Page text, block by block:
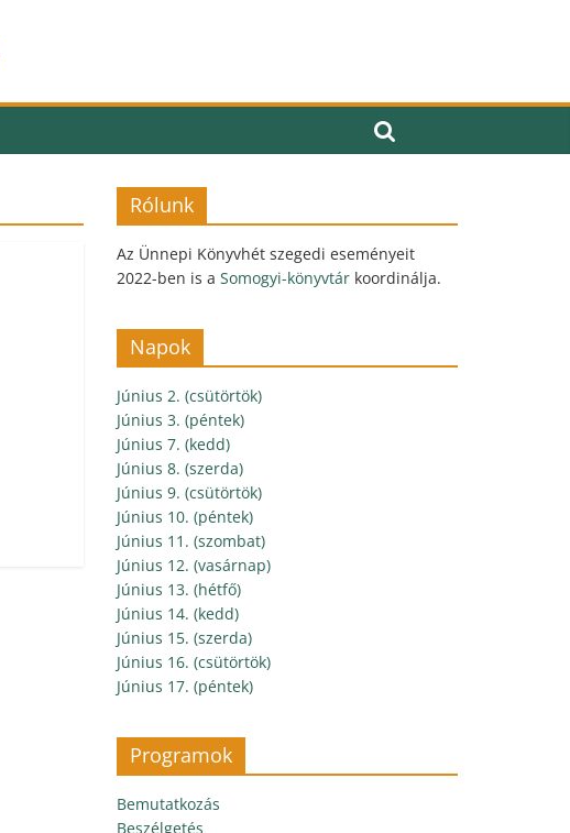
Rólunk
Az Ünnepi Könyvhét szegedi eseményeit
2022-ben is a Somogyi-könyvtár koordinálja.
Napok
Június 2. (csütörtök)
Június 3. (péntek)
Június 7. (kedd)
Június 8. (szerda)
Június 9. (csütörtök)
Június 10. (péntek)
Június 11. (szombat)
Június 12. (vasárnap)
Június 13. (hétfő)
Június 14. (kedd)
Június 15. (szerda)
Június 16. (csütörtök)
Június 17. (péntek)
Programok
Bemutatkozás
Beszélgetés